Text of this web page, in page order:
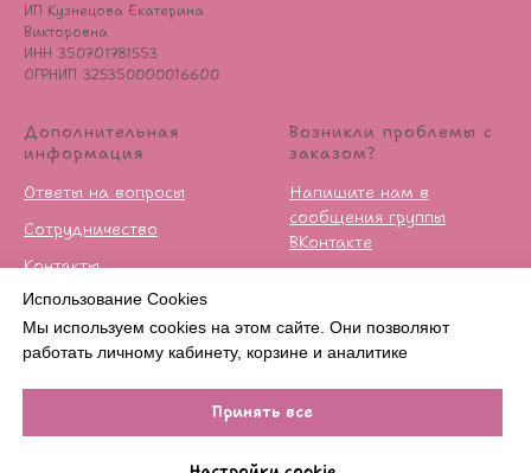
Использование Cookies
Мы используем cookies на этом сайте. Они позволяют
работать личному кабинету, корзине и аналитике
Принять все
Нет в наличии
ИП Кузнецова Екатерина
Викторовна
ИНН 350701781553
ОГРНИП 325350000016600
Дополнительная
информация
Ответы на вопросы
Сотрудничество
Контакты
Публичная оферта
Политика
конфиденцильности
Возникли проблемы с
заказом?
Напишите нам в
сообщения группы
ВКонтакте